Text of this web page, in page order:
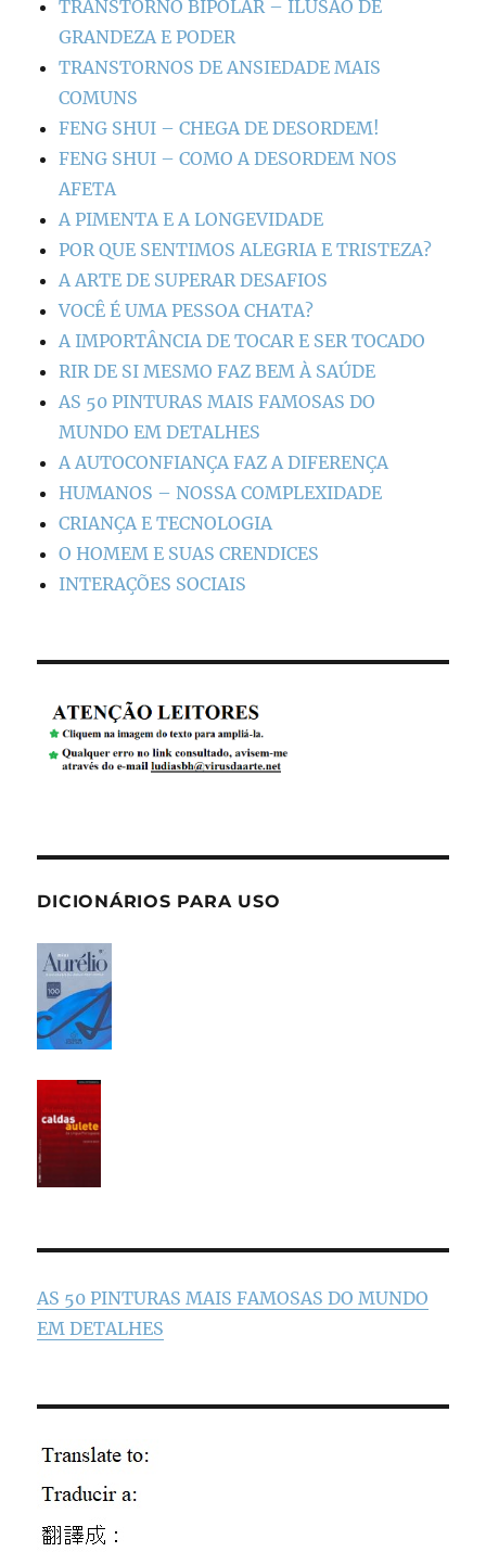
TRANSTORNO BIPOLAR – ILUSÃO DE
GRANDEZA E PODER
TRANSTORNOS DE ANSIEDADE MAIS
COMUNS
FENG SHUI – CHEGA DE DESORDEM!
FENG SHUI – COMO A DESORDEM NOS
AFETA
A PIMENTA E A LONGEVIDADE
POR QUE SENTIMOS ALEGRIA E TRISTEZA?
A ARTE DE SUPERAR DESAFIOS
VOCÊ É UMA PESSOA CHATA?
A IMPORTÂNCIA DE TOCAR E SER TOCADO
RIR DE SI MESMO FAZ BEM À SAÚDE
AS 50 PINTURAS MAIS FAMOSAS DO
MUNDO EM DETALHES
A AUTOCONFIANÇA FAZ A DIFERENÇA
HUMANOS – NOSSA COMPLEXIDADE
CRIANÇA E TECNOLOGIA
O HOMEM E SUAS CRENDICES
INTERAÇÕES SOCIAIS
DICIONÁRIOS PARA USO
AS 50 PINTURAS MAIS FAMOSAS DO MUNDO
EM DETALHES